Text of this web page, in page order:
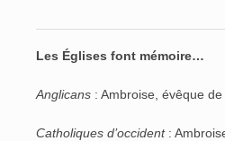
Les Églises font mémoire…
Anglicans : Ambroise, évêque
Catholiques d’occident: